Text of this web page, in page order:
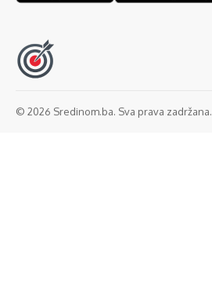
© 2026 Sredinom.ba. Sva prava zadržana.